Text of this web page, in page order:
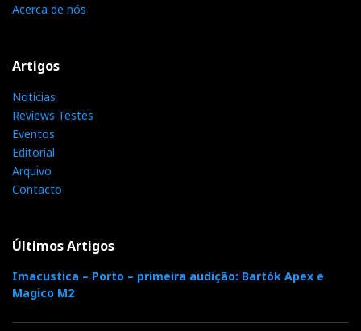
Acerca de nós
Artigos
Notícias
Reviews Testes
Eventos
Editorial
Arquivo
Contacto
Últimos Artigos
Imacustica – Porto – primeira audição: Bartók Apex e
Magico M2